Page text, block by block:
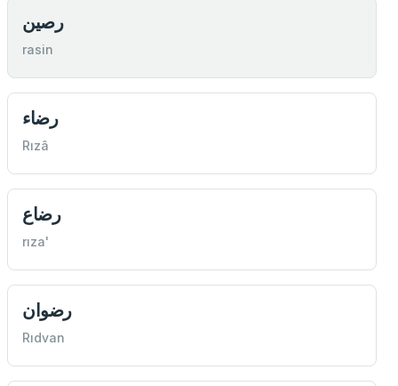
رصین
rasin
رضاء
Rızâ
رضاع
rıza'
رضوان
Rıdvan